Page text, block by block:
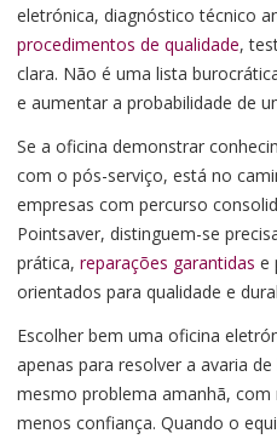
eletrónica, diagnóstico técnico
procedimentos de qualidade,
clara. Não é uma lista
e aumentar a probabilidade de
Se a oficina demonstrar
com o pós-serviço, está no
empresas com percurso
Pointsaver, distinguem-se
prática, reparações garantidas e
orientados para qualidade e
Escolher bem uma oficina
apenas para resolver a avaria
mesmo problema amanhã, com
menos confiança. Quando o